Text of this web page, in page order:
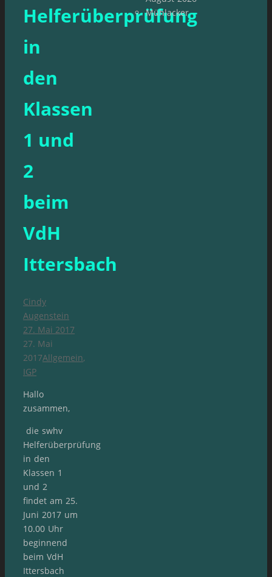
Helferüberprüfung
in
den
Klassen
1 und
2
beim
VdH
Ittersbach
Cindy
Augenstein
27. Mai 2017
27. Mai
2017Allgemein,
IGP
Hallo
zusammen,
die swhv
Helferüberprüfung
in den
Klassen 1
und 2
findet am 25.
Juni 2017 um
10.00 Uhr
beginnend
beim VdH
Ittersbach
Mühlacker